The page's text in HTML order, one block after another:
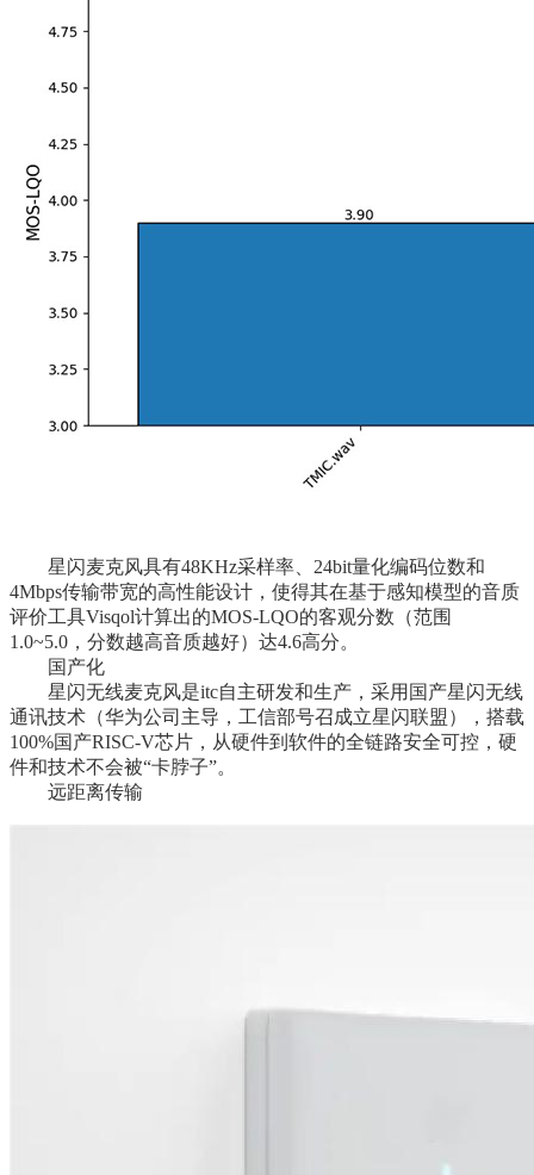
星闪麦克风具有48KHz采样率、24bit量化编码位数和
4Mbps传输带宽的高性能设计，使得其在基于感知模型的音质
评价工具Visqol计算出的MOS-LQO的客观分数（范围
1.0~5.0，分数越高音质越好）达4.6高分。
国产化
星闪无线麦克风是itc自主研发和生产，采用国产星闪无线
通讯技术（华为公司主导，工信部号召成立星闪联盟），搭载
100%国产RISC-V芯片，从硬件到软件的全链路安全可控，硬
件和技术不会被“卡脖子”。
远距离传输